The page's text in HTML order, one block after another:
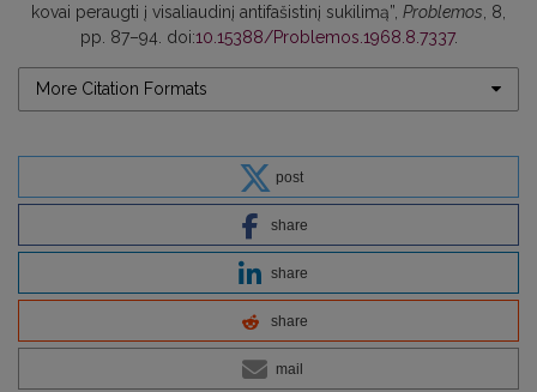
kovai peraugti į visaliaudinį antifašistinį sukilimą”, Problemos , 8,
pp. 87–94. doi:10.15388/Problemos.1968.8.7337.
More Citation Formats
post
share
share
share
mail